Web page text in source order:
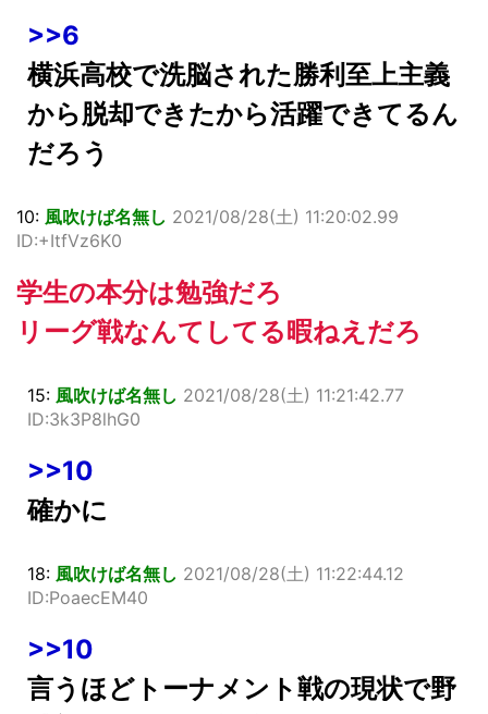
>>6
横浜高校で洗脳された勝利至上主義
から脱却できたから活躍できてるん
だろう
10: 風吹けば名無し 2021/08/28(土) 11:20:02.99
ID:+ItfVz6K0
学生の本分は勉強だろ
リーグ戦なんてしてる暇ねえだろ
15: 風吹けば名無し 2021/08/28(土) 11:21:42.77
ID:3k3P8lhG0
>>10
確かに
18: 風吹けば名無し 2021/08/28(土) 11:22:44.12
ID:PoaecEM40
>>10
言うほどトーナメント戦の現状で野